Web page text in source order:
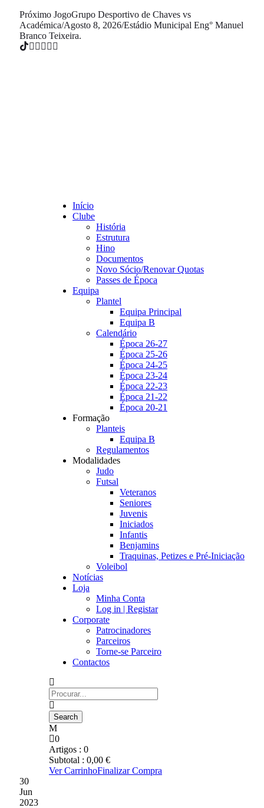
Próximo JogoGrupo Desportivo de Chaves vs
Académica/Agosto 8, 2026/Estádio Municipal Eng° Manuel
Branco Teixeira.
Início
Clube
História
Estrutura
Hino
Documentos
Novo Sócio/Renovar Quotas
Passes de Época
Equipa
Plantel
Equipa Principal
Equipa B
Calendário
Época 26-27
Época 25-26
Época 24-25
Época 23-24
Época 22-23
Época 21-22
Época 20-21
Formação
Planteis
Equipa B
Regulamentos
Modalidades
Judo
Futsal
Veteranos
Seniores
Juvenis
Iniciados
Infantis
Benjamins
Traquinas, Petizes e Pré-Iniciação
Voleibol
Notícias
Loja
Minha Conta
Log in | Registar
Corporate
Patrocinadores
Parceiros
Torne-se Parceiro
Contactos
0
Artigos : 0
Subtotal : 0,00 €
Ver CarrinhoFinalizar Compra
30
Jun
2023